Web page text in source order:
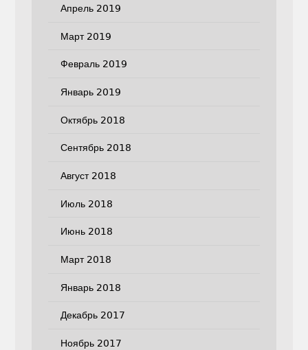
Апрель 2019
Март 2019
Февраль 2019
Январь 2019
Октябрь 2018
Сентябрь 2018
Август 2018
Июль 2018
Июнь 2018
Март 2018
Январь 2018
Декабрь 2017
Ноябрь 2017